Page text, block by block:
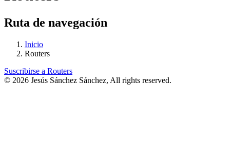
Ruta de navegación
Inicio
Routers
Suscribirse a Routers
© 2026 Jesús Sánchez Sánchez, All rights reserved.